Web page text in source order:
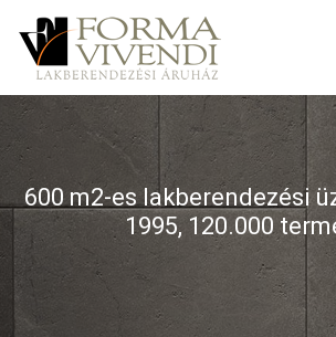
600 m2-es lakberendezési
1995, 120.000